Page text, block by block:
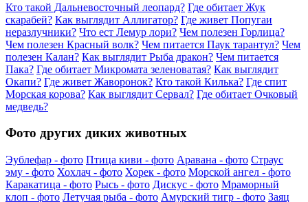
Кто такой Дальневосточный леопард? Где обитает Жук
скарабей? Как выглядит Аллигатор? Где живет Попугаи
неразлучники? Что ест Лемур лори? Чем полезен Горлица?
Чем полезен Красный волк? Чем питается Паук тарантул? Чем
полезен Калан? Как выглядит Рыба дракон? Чем питается
Пака? Где обитает Микромата зеленоватая? Как выглядит
Окапи? Где живет Жаворонок? Кто такой Килька? Где спит
Морская корова? Как выглядит Сервал? Где обитает Очковый
медведь?
Фото других диких животных
Эублефар - фото Птица киви - фото Аравана - фото Страус
эму - фото Хохлач - фото Хорек - фото Морской ангел - фото
Каракатица - фото Рысь - фото Дискус - фото Мраморный
клоп - фото Летучая рыба - фото Амурский тигр - фото Заяц